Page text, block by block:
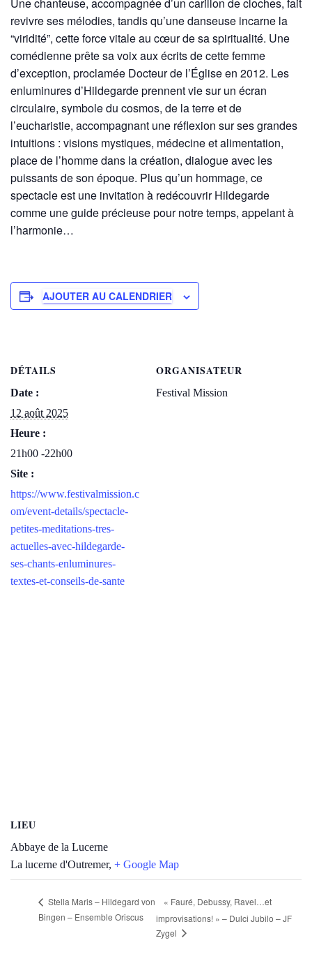
revivre ses mélodies, tandis qu’une danseuse incarne la
“viridité”, cette force vitale au cœur de sa spiritualité. Une
comédienne prête sa voix aux écrits de cette femme
d’exception, proclamée Docteur de l’Église en 2012. Les
enluminures d’Hildegarde prennent vie sur un écran
circulaire, symbole du cosmos, de la terre et de
l’eucharistie, accompagnant une réflexion sur ses grandes
intuitions : visions mystiques, médecine et alimentation,
place de l’homme dans la création, dialogue avec les
puissants de son époque. Plus qu’un hommage, ce
spectacle est une invitation à redécouvrir Hildegarde
comme une guide précieuse pour notre temps, appelant à
l’harmonie…
AJOUTER AU CALENDRIER
DÉTAILS
Date :
12 août 2025
Heure :
21h00 -22h00
Site :
https://www.festivalmission.c
om/event-details/spectacle-
petites-meditations-tres-
actuelles-avec-hildegarde-
ses-chants-enluminures-
textes-et-conseils-de-sante
ORGANISATEUR
Festival Mission
LIEU
Abbaye de la Lucerne
La lucerne d'Outremer, + Google Map
Stella Maris – Hildegard von
Bingen – Ensemble Oriscus
« Fauré, Debussy, Ravel…et
improvisations! » – Dulci Jubilo – JF
Zygel